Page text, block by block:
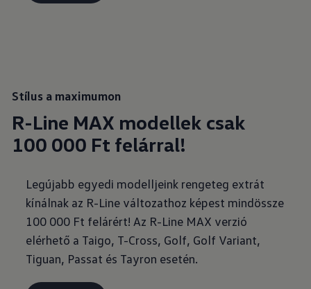
Stílus a maximumon
R-Line MAX modellek csak
100 000 Ft felárral!
Legújabb egyedi modelljeink rengeteg extrát
kínálnak az R-Line változathoz képest mindössze
100 000 Ft felárért! Az R-Line MAX verzió
elérhető a Taigo, T-Cross, Golf, Golf Variant,
Tiguan, Passat és Tayron esetén.